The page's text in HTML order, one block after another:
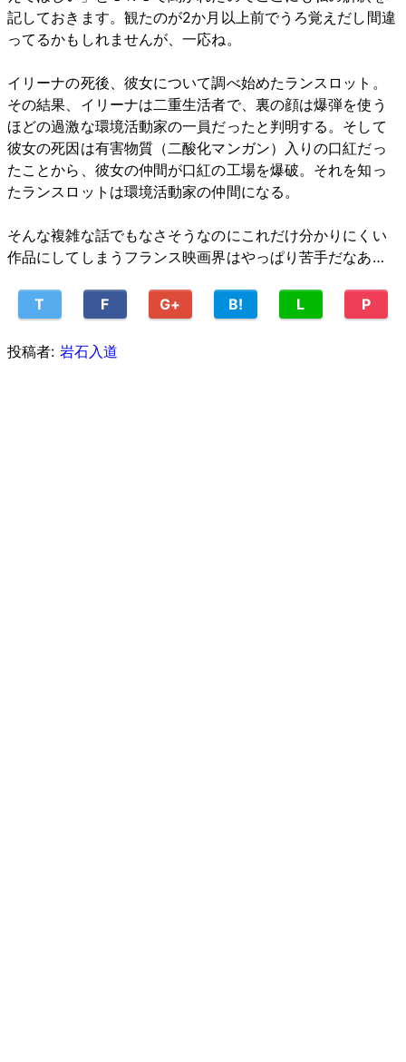
記しておきます。観たのが2か月以上前でうろ覚えだし間違
ってるかもしれませんが、一応ね。
イリーナの死後、彼女について調べ始めたランスロット。
その結果、イリーナは二重生活者で、裏の顔は爆弾を使う
ほどの過激な環境活動家の一員だったと判明する。そして
彼女の死因は有害物質（二酸化マンガン）入りの口紅だっ
たことから、彼女の仲間が口紅の工場を爆破。それを知っ
たランスロットは環境活動家の仲間になる。
そんな複雑な話でもなさそうなのにこれだけ分かりにくい
作品にしてしまうフランス映画界はやっぱり苦手だなあ…
T F G+ B! L P
投稿者: 岩石入道